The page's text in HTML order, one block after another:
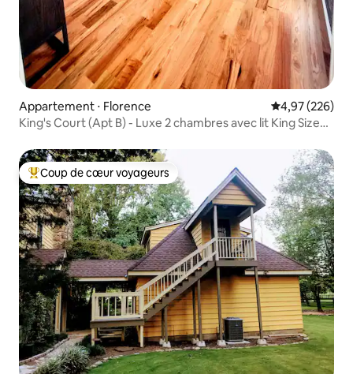
Appartement ⋅ Florence Évaluation
4,97 (226)
King's Court (Apt B) - Luxe 2 chambres avec lit King Size
Coups de cœur voyageurs les plus appréciés
Coup de cœur voyageurs